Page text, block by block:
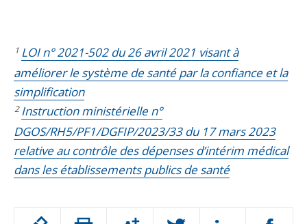
Passer
1 LOI n° 2021-502 du 26 avril 2021 visant à
améliorer le système de santé par la confiance et la
simplification
2 Instruction ministérielle n°
DGOS/RH5/PF1/DGFIP/2023/33 du 17 mars 2023
relative au contrôle des dépenses d’intérim médical
dans les établissements publics de santé